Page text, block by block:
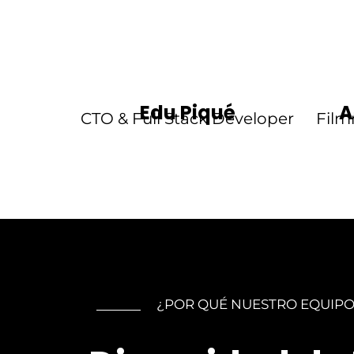
Edu Piqué
CTO & Full Stack Developer
¿POR QUÉ NUESTRO